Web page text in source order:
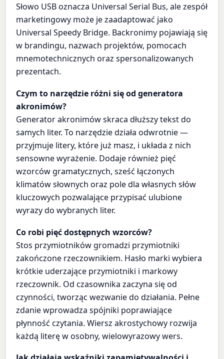
Słowo USB oznacza Universal Serial Bus, ale zespół
marketingowy może je zaadaptować jako
Universal Speedy Bridge. Backronimy pojawiają się
w brandingu, nazwach projektów, pomocach
mnemotechnicznych oraz spersonalizowanych
prezentach.
Czym to narzędzie różni się od generatora
akronimów?
Generator akronimów skraca dłuższy tekst do
samych liter. To narzędzie działa odwrotnie —
przyjmuje litery, które już masz, i układa z nich
sensowne wyrażenie. Dodaje również pięć
wzorców gramatycznych, sześć łączonych
klimatów słownych oraz pole dla własnych słów
kluczowych pozwalające przypisać ulubione
wyrazy do wybranych liter.
Co robi pięć dostępnych wzorców?
Stos przymiotników gromadzi przymiotniki
zakończone rzeczownikiem. Hasło marki wybiera
krótkie uderzające przymiotniki i markowy
rzeczownik. Od czasownika zaczyna się od
czynności, tworząc wezwanie do działania. Pełne
zdanie wprowadza spójniki poprawiające
płynność czytania. Wiersz akrostychowy rozwija
każdą literę w osobny, wielowyrazowy wers.